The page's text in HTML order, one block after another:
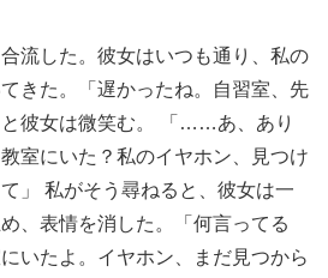
流した。彼女はいつも通り、私の
きた。「遅かったね。自習室、先
彼女は微笑む。 「……あ、あり
室にいた？私のイヤホン、見つけ
」 私がそう尋ねると、彼女は一
、表情を消した。「何言ってる
いたよ。イヤホン、まだ見つから